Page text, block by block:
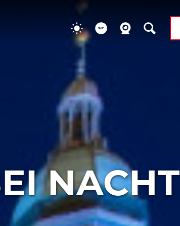
NACHT